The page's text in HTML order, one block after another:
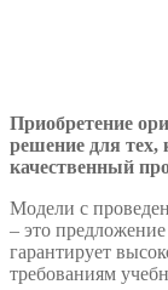
Приобретение
решение для тех,
качественный
Модели с
– это предложение
гарантирует
требованиям